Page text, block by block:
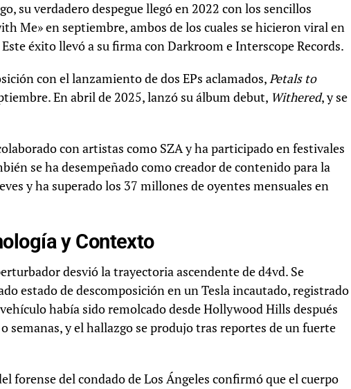
su verdadero despegue llegó en 2022 con los sencillos
Me» en septiembre, ambos de los cuales se hicieron viral en
éxito llevó a su firma con Darkroom e Interscope Records.
con el lanzamiento de dos EPs aclamados,Petals to
En abril de 2025, lanzó su álbum debut, Withered, y se
con artistas como SZA y ha participado en festivales
se ha desempeñado como creador de contenido para la
y ha superado los 37 millones de oyentes mensuales en
y Contexto
desvió la trayectoria ascendente de d4vd. Se
estado de descomposición en un Tesla incautado, registrado
había sido remolcado desde Hollywood Hills después
semanas, y el hallazgo se produjo tras reportes de un fuerte
forense del condado de Los Ángeles confirmó que el cuerpo